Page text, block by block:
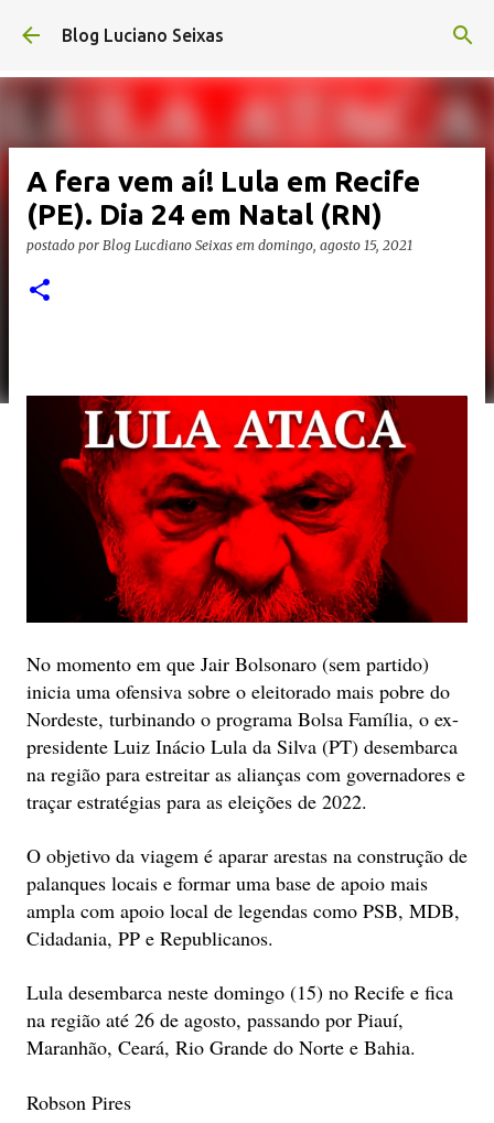
Pular para o conteúdo principal
Blog Luciano Seixas
A fera vem aí! Lula em Recife
(PE). Dia 24 em Natal (RN)
postado por Blog Lucdiano Seixas em domingo, agosto 15, 2021
No momento em que Jair Bolsonaro (sem partido)
inicia uma ofensiva sobre o eleitorado mais pobre do
Nordeste, turbinando o programa Bolsa Família, o ex-
presidente Luiz Inácio Lula da Silva (PT) desembarca
na região para estreitar as alianças com governadores e
traçar estratégias para as eleições de 2022.
O objetivo da viagem é aparar arestas na construção de
palanques locais e formar uma base de apoio mais
ampla com apoio local de legendas como PSB, MDB,
Cidadania, PP e Republicanos.
Lula desembarca neste domingo (15) no Recife e fica
na região até 26 de agosto, passando por Piauí,
Maranhão, Ceará, Rio Grande do Norte e Bahia.
Robson Pires